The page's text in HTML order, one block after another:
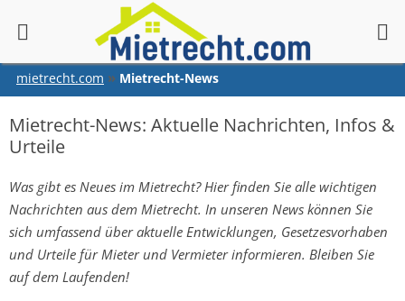
mietrecht.com Mietrecht-News
Mietrecht-News: Aktuelle Nachrichten, Infos &
Urteile
Was gibt es Neues im Mietrecht? Hier finden Sie alle wichtigen
Nachrichten aus dem Mietrecht. In unseren News können Sie
sich umfassend über aktuelle Entwicklungen, Gesetzesvorhaben
und Urteile für Mieter und Vermieter informieren. Bleiben Sie
auf dem Laufenden!